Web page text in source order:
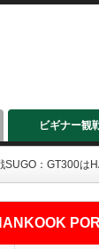
ビギナー観
SUGO：GT300